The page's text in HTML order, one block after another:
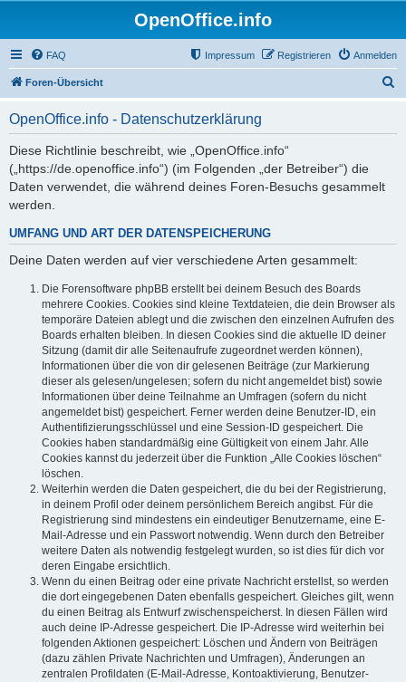
OpenOffice.info
FAQ Anmelden
Registrieren
Impressum
Foren-Übersicht
OpenOffice.info - Datenschutzerklärung
Diese Richtlinie beschreibt, wie „OpenOffice.info“
(„https://de.openoffice.info“) (im Folgenden „der Betreiber“) die
Daten verwendet, die während deines Foren-Besuchs gesammelt
werden.
UMFANG UND ART DER DATENSPEICHERUNG
Deine Daten werden auf vier verschiedene Arten gesammelt:
Die Forensoftware phpBB erstellt bei deinem Besuch des Boards
mehrere Cookies. Cookies sind kleine Textdateien, die dein Browser als
temporäre Dateien ablegt und die zwischen den einzelnen Aufrufen des
Boards erhalten bleiben. In diesen Cookies sind die aktuelle ID deiner
Sitzung (damit dir alle Seitenaufrufe zugeordnet werden können),
Informationen über die von dir gelesenen Beiträge (zur Markierung
dieser als gelesen/ungelesen; sofern du nicht angemeldet bist) sowie
Informationen über deine Teilnahme an Umfragen (sofern du nicht
angemeldet bist) gespeichert. Ferner werden deine Benutzer-ID, ein
Authentifizierungsschlüssel und eine Session-ID gespeichert. Die
Cookies haben standardmäßig eine Gültigkeit von einem Jahr. Alle
Cookies kannst du jederzeit über die Funktion „Alle Cookies löschen“
löschen.
Weiterhin werden die Daten gespeichert, die du bei der Registrierung,
in deinem Profil oder deinem persönlichem Bereich angibst. Für die
Registrierung sind mindestens ein eindeutiger Benutzername, eine E-
Mail-Adresse und ein Passwort notwendig. Wenn durch den Betreiber
weitere Daten als notwendig festgelegt wurden, so ist dies für dich vor
deren Eingabe ersichtlich.
Wenn du einen Beitrag oder eine private Nachricht erstellst, so werden
die dort eingegebenen Daten ebenfalls gespeichert. Gleiches gilt, wenn
du einen Beitrag als Entwurf zwischenspeicherst. In diesen Fällen wird
auch deine IP-Adresse gespeichert. Die IP-Adresse wird weiterhin bei
folgenden Aktionen gespeichert: Löschen und Ändern von Beiträgen
(dazu zählen Private Nachrichten und Umfragen), Änderungen an
zentralen Profildaten (E-Mail-Adresse, Kontoaktivierung, Benutzer-